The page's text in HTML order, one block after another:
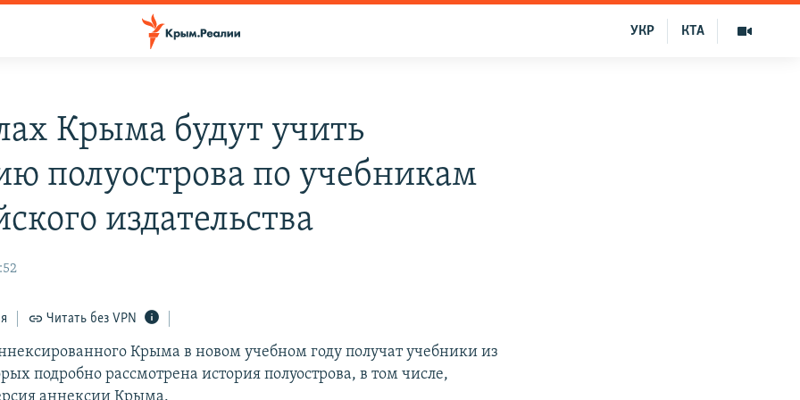
КТА
УКР
Крыма будут учить
полуострова по учебникам
издательства
Читать без VPN
Крыма в новом учебном году получат учебники из
подробно рассмотрена история полуострова, в том числе,